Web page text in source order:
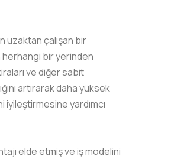
uzaktan çalışan bir
herhangi bir yerinden
ve diğer sabit
artırarak daha yüksek
iyileştirmesine yardımcı
elde etmiş ve iş modelini